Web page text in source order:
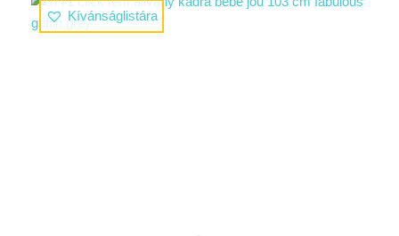
Kívánságlistára